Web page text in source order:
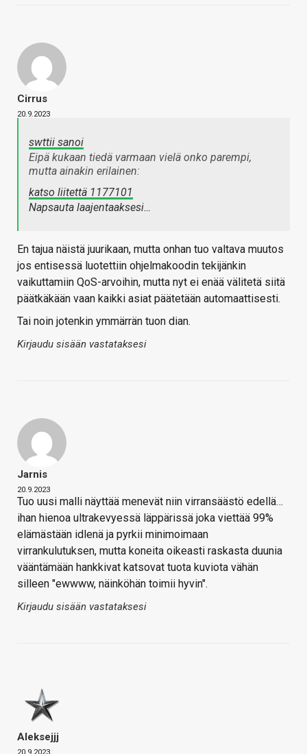
Cirrus
20.9.2023
swttii sanoi
Eipä kukaan tiedä varmaan vielä onko parempi,
mutta ainakin erilainen:
katso liitettä 1177101
Napsauta laajentaaksesi…
En tajua näistä juurikaan, mutta onhan tuo valtava muutos
jos entisessä luotettiin ohjelmakoodin tekijänkin
vaikuttamiin QoS-arvoihin, mutta nyt ei enää välitetä siitä
päätkäkään vaan kaikki asiat päätetään automaattisesti.
Tai noin jotenkin ymmärrän tuon dian.
Kirjaudu sisään vastataksesi
Jarnis
20.9.2023
Tuo uusi malli näyttää menevät niin virransäästö edellä…
ihan hienoa ultrakevyessä läppärissä joka viettää 99%
elämästään idlenä ja pyrkii minimoimaan
virrankulutuksen, mutta koneita oikeasti raskasta duunia
vääntämään hankkivat katsovat tuota kuviota vähän
silleen "ewwww, näinköhän toimii hyvin".
Kirjaudu sisään vastataksesi
Aleksejjj